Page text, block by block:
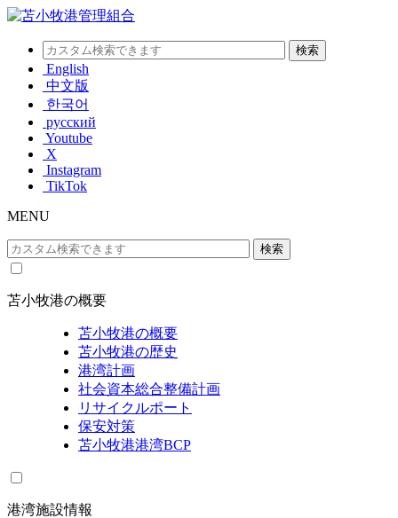
English
中文版
한국어
русский
Youtube
X
Instagram
TikTok
MENU
苫小牧港の概要
苫小牧港の概要
苫小牧港の歴史
港湾計画
社会資本総合整備計画
リサイクルポート
保安対策
苫小牧港港湾BCP
港湾施設情報